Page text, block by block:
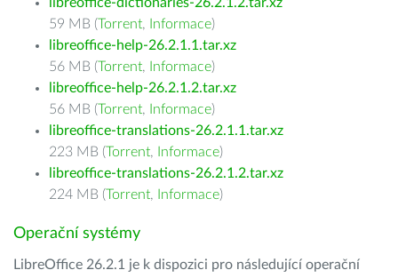
59 MB (Torrent, Informace)
libreoffice-help-26.2.1.1.tar.xz
56 MB (Torrent, Informace)
libreoffice-help-26.2.1.2.tar.xz
56 MB (Torrent, Informace)
libreoffice-translations-26.2.1.1.tar.xz
223 MB (Torrent, Informace)
libreoffice-translations-26.2.1.2.tar.xz
224 MB (Torrent, Informace)
Operační systémy
LibreOffice 26.2.1 je k dispozici pro následující operační